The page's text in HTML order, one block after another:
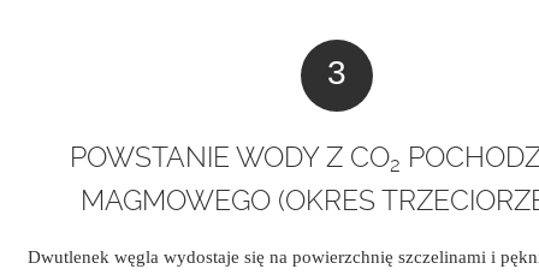
POWSTANIE WODY Z CO2
MAGMOWEGO (OKRES
Dwutlenek węgla wydostaje się na powierzchnię szczelinami i